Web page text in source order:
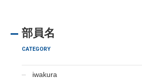
部員名
CATEGORY
iwakura